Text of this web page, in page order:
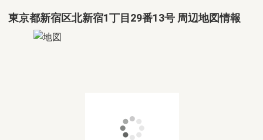
東京都新宿区北新宿1丁目29番13号 周辺地図情報